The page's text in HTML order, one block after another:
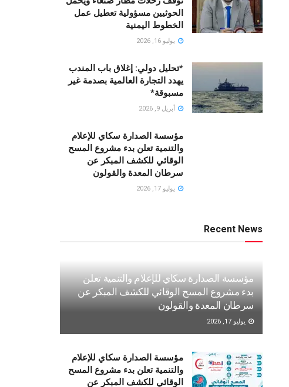
الحوثيين مسؤولية تعطيل عمل
الخطوط اليمنية
يوليو 16, 2026
*تحليل دولي: إغلاق باب المندب
يهدد التجارة العالمية بصدمة غير
مسبوقة*
أبريل 9, 2026
مؤسسة الصدارة سكاي للإعلام
والتنمية تعلن بدء مشروع المسح
الوقائي للكشف المبكر عن
سرطان المعدة والقولون
يوليو 17, 2026
Recent News
مؤسسة الصدارة سكاي للإعلام والتنمية تعلن
بدء مشروع المسح الوقائي للكشف المبكر عن
سرطان المعدة والقولون
يوليو 17, 2026
مؤسسة الصدارة سكاي للإعلام
والتنمية تعلن بدء مشروع المسح
الوقائي للكشف المبكر عن